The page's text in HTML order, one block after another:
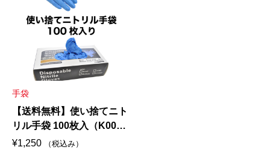
手袋
【送料無料】使い捨てニト
リル手袋 100枚入（K000-
0009）
¥1,250 （税込み）